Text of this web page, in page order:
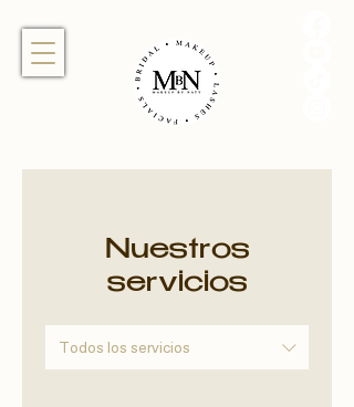
Nuestros
servicios
Todos los servicios